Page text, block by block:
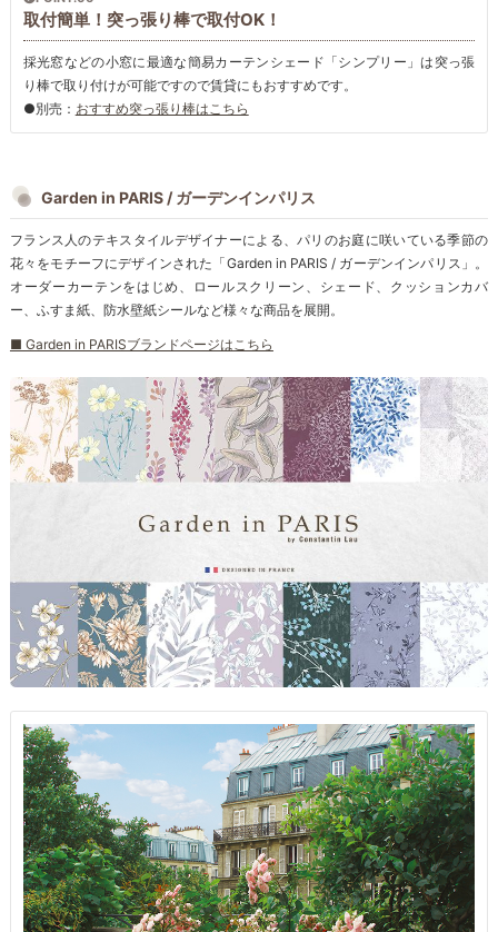
取付簡単！突っ張り棒で取付OK！
採光窓などの小窓に最適な簡易カーテンシェード「シンプリー」は突っ張
り棒で取り付けが可能ですので賃貸にもおすすめです。
●別売： おすすめ突っ張り棒はこちら
Garden in PARIS / ガーデンインパリス
フランス人のテキスタイルデザイナーによる、パリのお庭に咲いている季節の
花々をモチーフにデザインされた「Garden in PARIS / ガーデンインパリス」。
オーダーカーテンをはじめ、ロールスクリーン、シェード、クッションカバ
ー、ふすま紙、防水壁紙シールなど様々な商品を展開。
■ Garden in PARISブランドページはこちら